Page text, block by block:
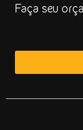
Faça seu